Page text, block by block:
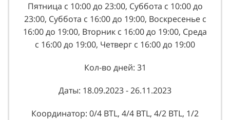
Пятница с 10:00 до 23:00, Суббота с 10:00 до
23:00, Суббота с 16:00 до 19:00, Воскресенье с
16:00 до 19:00, Вторник с 16:00 до 19:00, Среда
с 16:00 до 19:00, Четверг с 16:00 до 19:00
Кол-во дней: 31
Даты: 18.09.2023 - 26.11.2023
Координатор: 0/4 BTL, 4/4 BTL, 4/2 BTL, 1/2